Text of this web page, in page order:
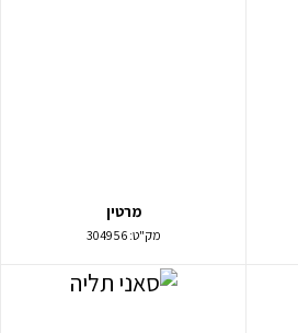
מרטין
מק"ט:304956